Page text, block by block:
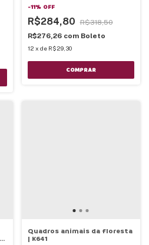
-11% OFF
R$284,80
R$318,50
R$276,26 com Boleto
12 x de R$29,30
COMPRAR
Quadros animais da floresta
| K641